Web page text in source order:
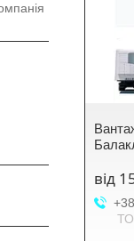
від